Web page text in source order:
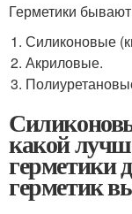
Герметики
Силиконовые
Акриловые.
какой
герметики
герметик